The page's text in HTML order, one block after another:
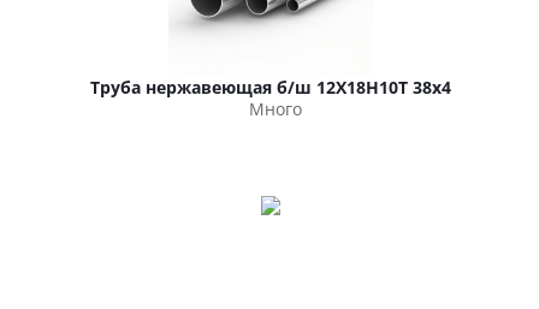
Труба нержавеющая б/ш 12Х18Н10Т 38х4
Много